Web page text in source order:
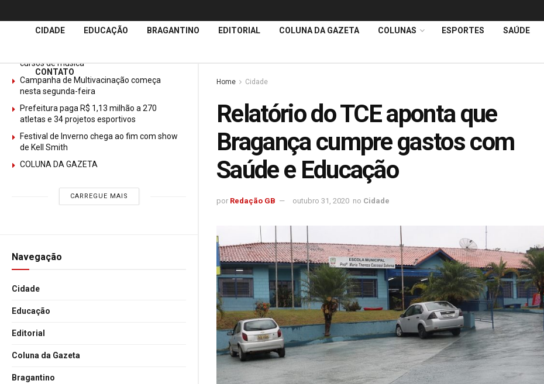
ÚltimasNotícias
cursos de música
Campanha de Multivacinação começa
nesta segunda-feira
Prefeitura paga R$ 1,13 milhão a 270
atletas e 34 projetos esportivos
Festival de Inverno chega ao fim com show
de Kell Smith
COLUNA DA GAZETA
CARREGUE MAIS
Navegação
Cidade
Educação
Editorial
Coluna da Gazeta
Bragantino
CIDADE EDUCAÇÃO BRAGANTINO EDITORIAL COLUNA DA GAZETA COLUNAS ESPORTES SAÚDE
CONTATO
Home Cidade
Relatório do TCE aponta que
Bragança cumpre gastos com
Saúde e Educação
por Redação GB outubro 31, 2020 no Cidade